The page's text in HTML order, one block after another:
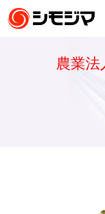
農業法